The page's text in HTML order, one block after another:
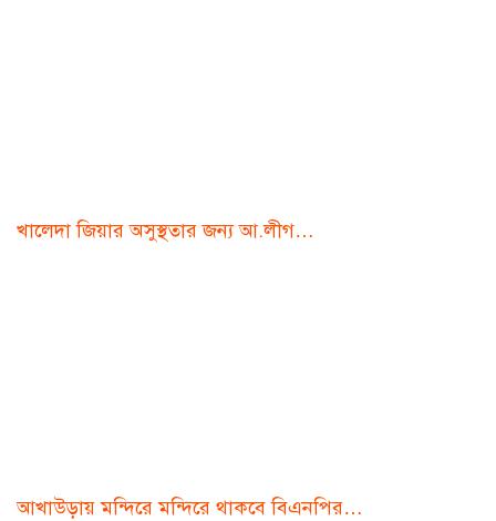
খালেদা জিয়ার অসুস্থতার জন্য আ.লীগ…
আখাউড়ায় মন্দিরে মন্দিরে থাকবে বিএনপির…